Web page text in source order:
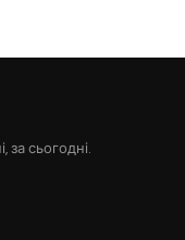
за сьогодні.